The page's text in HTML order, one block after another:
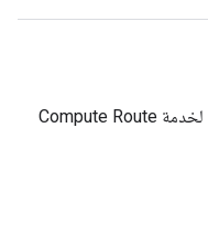
للاطّلاع على قائمة بمكتبات البرامج المتاحة لخدمة Compute Route